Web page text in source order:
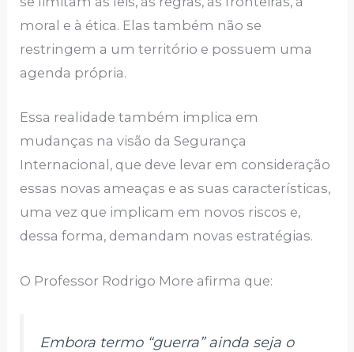
moral e à ética. Elas também não se
restringem a um território e possuem uma
agenda própria.
Essa realidade também implica em
mudanças na visão da Segurança
Internacional, que deve levar em consideração
essas novas ameaças e as suas características,
uma vez que implicam em novos riscos e,
dessa forma, demandam novas estratégias.
O Professor Rodrigo More afirma que:
Embora termo “guerra” ainda seja o